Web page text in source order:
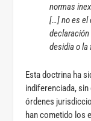
normas
[…] no es el
desidia o
Esta doctrina ha
indiferenciada,
órdenes
han cometido los